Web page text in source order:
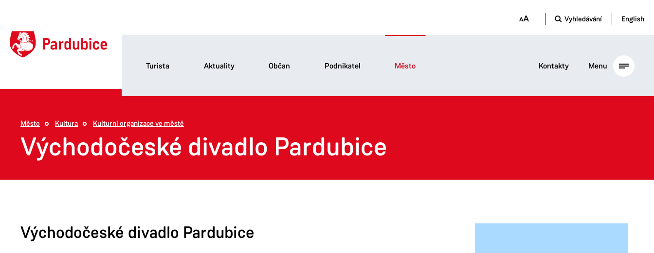
Vyhledávání English
Turista Aktuality Občan Podnikatel Město Kontakty Menu
Město Kultura Kulturní organizace ve městě
Východočeské divadlo Pardubice
Východočeské divadlo Pardubice